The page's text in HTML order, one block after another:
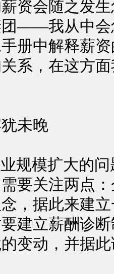
资会随之发
团——我从中会
册中解释薪
系，在这方
未晚
模扩大的问
要关注两点
，据此来建
建立薪酬诊
变动，并据